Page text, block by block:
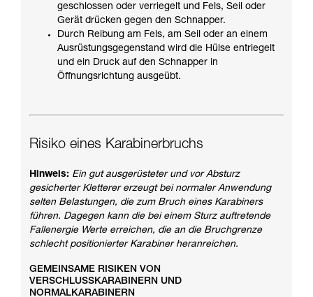
geschlossen oder verriegelt und Fels, Seil oder
Gerät drücken gegen den Schnapper.
Durch Reibung am Fels, am Seil oder an einem
Ausrüstungsgegenstand wird die Hülse entriegelt
und ein Druck auf den Schnapper in
Öffnungsrichtung ausgeübt.
Risiko eines Karabinerbruchs
Hinweis: Ein gut ausgerüsteter und vor Absturz
gesicherter Kletterer erzeugt bei normaler Anwendung
selten Belastungen, die zum Bruch eines Karabiners
führen. Dagegen kann die bei einem Sturz auftretende
Fallenergie Werte erreichen, die an die Bruchgrenze
schlecht positionierter Karabiner heranreichen.
GEMEINSAME RISIKEN VON
VERSCHLUSSKARABINERN UND
NORMALKARABINERN